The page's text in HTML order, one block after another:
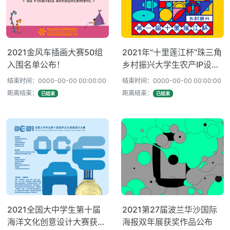
2021金风车插画大赛50组
入围名单公布！
结束时间：0000-00-00 00:00:00
距离结束：
已结束
2021年“十里莲江杯”珠三角
乡村振兴大学生农产IP设计
大赛获奖名单公示
结束时间：0000-00-00 00:00:00
距离结束：
已结束
2021全国大中学生第十届
海洋文化创意设计大赛获奖
2021第27届波兰华沙国际
海报双年展获奖作品公布